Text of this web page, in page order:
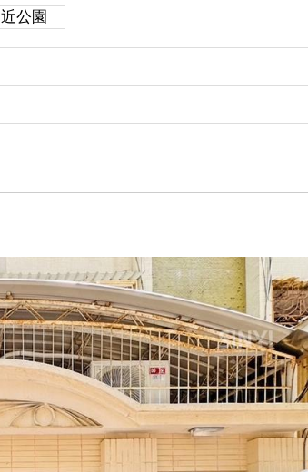
近公園